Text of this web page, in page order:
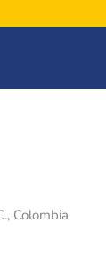
Colombia